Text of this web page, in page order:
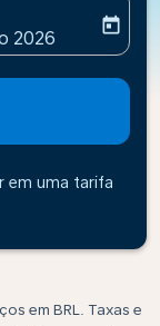
return-date-
2026
today
em uma tarifa
em BRL. Taxas e